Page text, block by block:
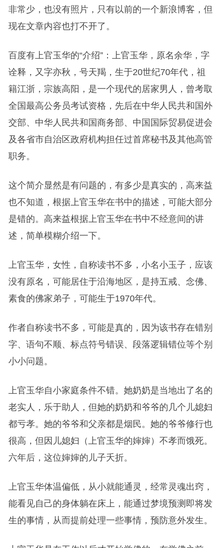
非常少，也没有照片，只有以前的一个新浪博客，但
现在文章内容也打不开了。
百度有上官玉华的“介绍”：上官玉华，原名余华，字
诠释，又字亦秋，号天羯，生于20世纪70年代，祖
籍江浙，宗族高阳，是一个现代的居家男人，曾考取
全国最高公务员考试资格，先后在中华人民共和国外
交部、中华人民共和国商务部、中国国际贸易促进会
及各省市自治区政府机构担任过首席秘书及其他高管
职务。
这个简介显然是有问题的，有多少是真实的，高来益
也不知道，根据上官玉华在书中的描述，可能大部分
是错的。高来益根据上官玉华在书中不经意间的讲
述，简单模糊介绍一下。
上官玉华，女性，自称读书不多，小名小玉子，应该
没有原名，可能居住于沿海地区，是持五戒、念佛、
素食的佛家弟子，可能生于1970年代。
作者自称读书不多，可能是真的，因为该书存在错别
字、语句不顺、标点符号错误、段落逻辑错位等个别
小小问题。
上官玉华自小家庭条件不错。她奶奶是当地出了名的
老实人，乐于助人，但她的奶奶和爷爷的几个儿媳妇
都亏孝。她的爷爷和父亲都是烟民。她的爷爷修行也
很高，但因儿媳妇（上官玉华的婶婶）不孝而饿死。
六年后，这位婶婶的儿子夭折。
上官玉华体温偏低，从小就能通灵，经常灵魂出窍，
能看见自己的身体躺在床上，能通过梦境预测即将发
生的事情，从而提前处理一些事情，预防意外发生。